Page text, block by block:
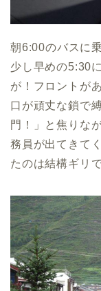
朝6:00のバスに
少し早めの5:30
が！フロントが
口が頑丈な鎖で
門！」と焦りな
務員が出てきて
たのは結構ギリ